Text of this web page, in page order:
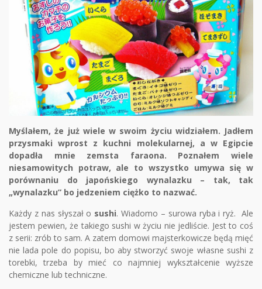
Myślałem, że już wiele w swoim życiu widziałem. Jadłem
przysmaki wprost z kuchni molekularnej, a w Egipcie
dopadła mnie zemsta faraona. Poznałem wiele
niesamowitych potraw, ale to wszystko umywa się w
porównaniu do japońskiego wynalazku – tak, tak
„wynalazku” bo jedzeniem ciężko to nazwać.
Każdy z nas słyszał o sushi. Wiadomo – surowa ryba i ryż. Ale
jestem pewien, że takiego sushi w życiu nie jedliście. Jest to coś
z serii: zrób to sam. A zatem domowi majsterkowicze będą mięć
nie lada pole do popisu, bo aby stworzyć swoje własne sushi z
torebki, trzeba by mieć co najmniej wykształcenie wyższe
chemiczne lub techniczne.